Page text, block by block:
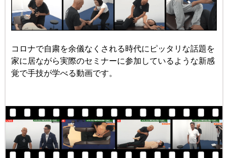
コロナで自粛を余儀なくされる時代にピッタリな話題を
家に居ながら実際のセミナーに参加しているような新感
覚で手技が学べる動画です。